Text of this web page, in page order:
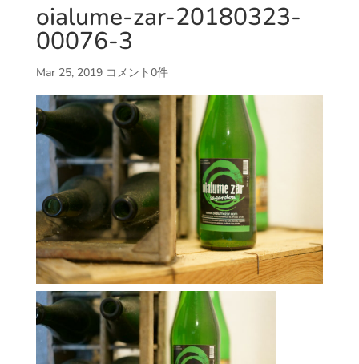
oialume-zar-20180323-
00076-3
Mar 25, 2019 コメント0件